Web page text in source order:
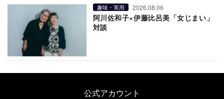
趣味・実用 2026.08.06
阿川佐和子×伊藤比呂美「女じまい」
対談
公式アカウント